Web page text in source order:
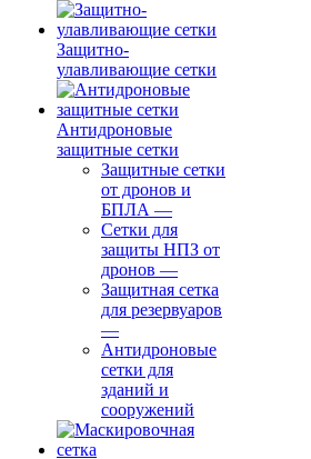
Защитно-
улавливающие сетки
Антидроновые
защитные сетки
Защитные сетки
от дронов и
БПЛА —
Сетки для
защиты НПЗ от
дронов —
Защитная сетка
для резервуаров
—
Антидроновые
сетки для
зданий и
сооружений